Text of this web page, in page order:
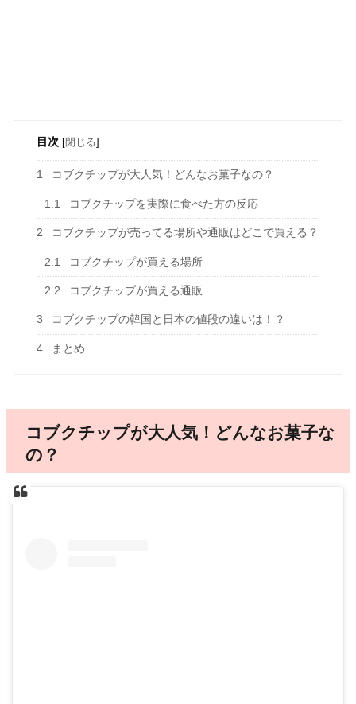
目次 [閉じる]
1 コブクチップが大人気！どんなお菓子なの？
1.1 コブクチップを実際に食べた方の反応
2 コブクチップが売ってる場所や通販はどこで買える？
2.1 コブクチップが買える場所
2.2 コブクチップが買える通販
3 コブクチップの韓国と日本の値段の違いは！？
4 まとめ
コブクチップが大人気！どんなお菓子な
の？